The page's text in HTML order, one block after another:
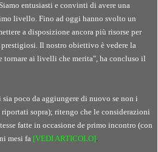
entusiasti e convinti di avere una
livello. Fino ad oggi hanno svolto un
a disposizione ancora più risorse per
Il nostro obiettivo è vedere la
tornare ai livelli che merita", ha concluso il
poco da aggiungere di nuovo se non i
sopra); ritengo che le considerazioni
fatte in occasione de primo incontro (con
mesi fa [VEDI ARTICOLO].